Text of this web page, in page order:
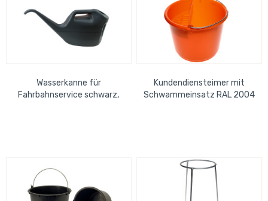
Wasserkanne für
Fahrbahnservice schwarz,
Kundendiensteimer mit
Schwammeinsatz RAL 2004